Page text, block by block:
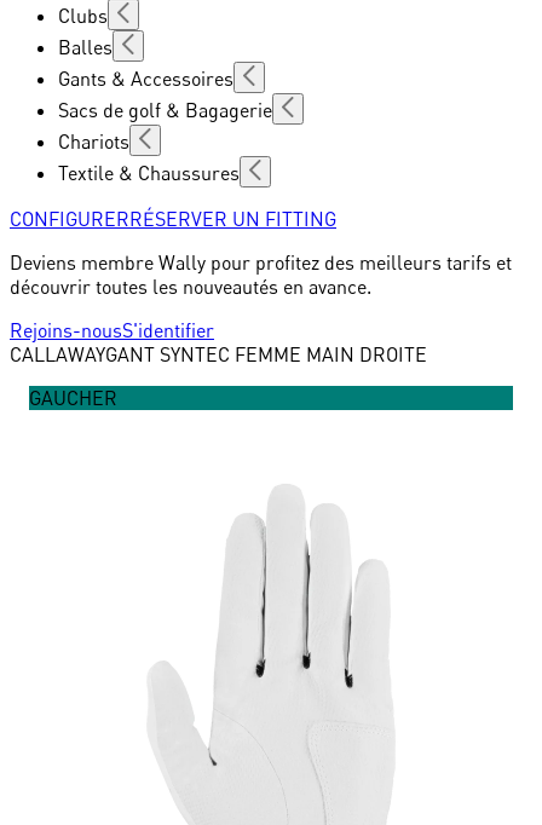
Clubs
Balles
Gants & Accessoires
Sacs de golf & Bagagerie
Chariots
Textile & Chaussures
CONFIGURERRÉSERVER UN FITTING
Deviens membre Wally pour profitez des meilleurs tarifs et
découvrir toutes les nouveautés en avance.
Rejoins-nousS'identifier
CALLAWAYGANT SYNTEC FEMME MAIN DROITE
GAUCHER